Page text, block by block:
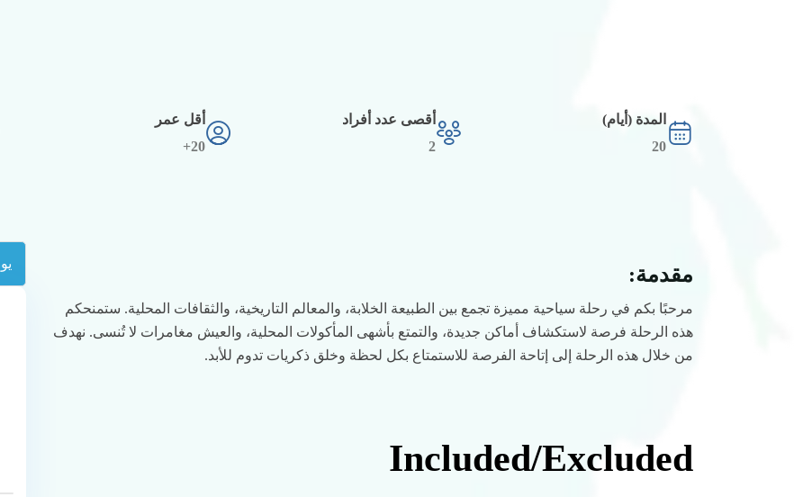
المدة (أيام)
20
أقصى عدد أفراد
2
أقل عمر
20+
مقدمة:
مرحبًا بكم في رحلة سياحية مميزة تجمع بين الطبيعة الخلابة، والمعالم التاريخية، والثقافات المحلية. ستمنحكم
هذه الرحلة فرصة لاستكشاف أماكن جديدة، والتمتع بأشهى المأكولات المحلية، والعيش مغامرات لا تُنسى. نهدف
من خلال هذه الرحلة إلى إتاحة الفرصة للاستمتاع بكل لحظة وخلق ذكريات تدوم للأبد.
Included/Excluded